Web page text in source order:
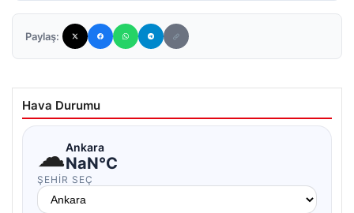
Paylaş:
Hava Durumu
☁Ankara
NaN°C
ŞEHIR SEÇ